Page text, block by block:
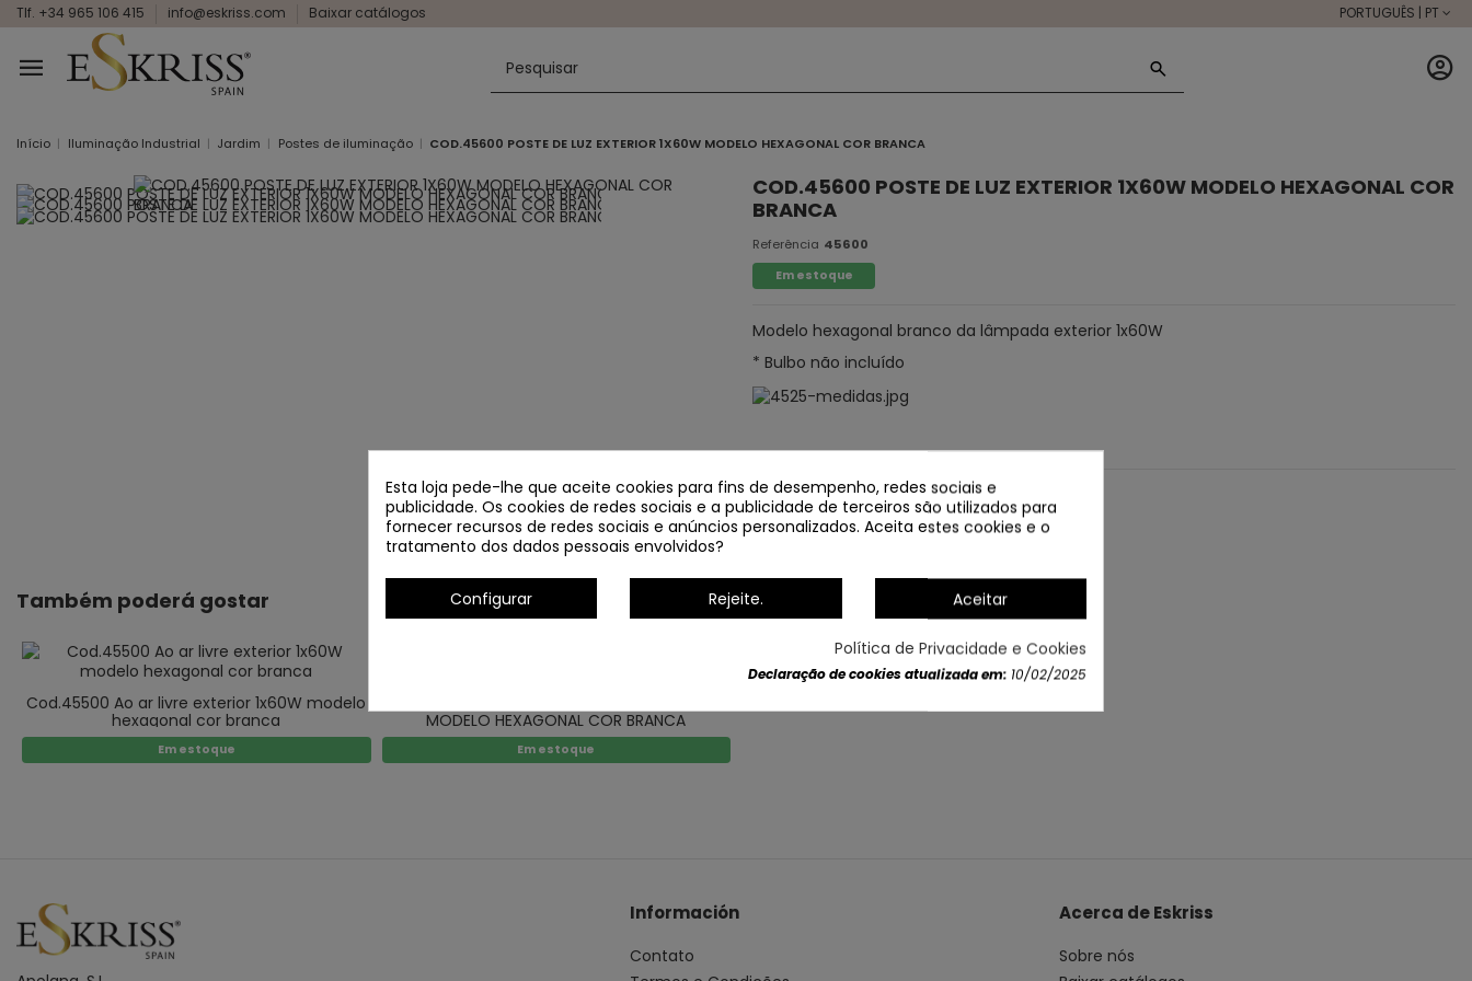
Tlf. +34 965 106 415 info@eskriss.com Baixar catálogos PORTUGUÊS | PT
Início Iluminação Industrial Jardim Postes de iluminação COD.45600 POSTE DE LUZ EXTERIOR 1X60W MODELO HEXAGONAL COR BRANCA
COD.45600 POSTE DE LUZ EXTERIOR 1X60W MODELO HEXAGONAL COR
BRANCA
Referência 45600
Em estoque
Modelo hexagonal branco da lâmpada exterior 1x60W
* Bulbo não incluído
Dados do produto
Também poderá gostar
Cod.45500 Ao ar livre exterior 1x60W modelo
hexagonal cor branca
Em estoque
MODELO HEXAGONAL COR BRANCA
Em estoque
Información
Contato
Acerca de Eskriss
Sobre nós
Esta loja pede-lhe que aceite cookies para fins de desempenho, redes sociais e
publicidade. Os cookies de redes sociais e a publicidade de terceiros são utilizados para
fornecer recursos de redes sociais e anúncios personalizados. Aceita estes cookies e o
tratamento dos dados pessoais envolvidos?
Configurar Rejeite. Aceitar
Política de Privacidade e Cookies
Declaração de cookies atualizada em: 10/02/2025